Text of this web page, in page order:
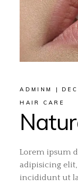
ADMINM
HAIR CARE
Lorem ipsum
adipisicing
incididunt ut